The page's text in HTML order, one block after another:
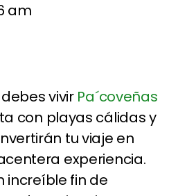
am
vivir Pa´coveñas
con playas cálidas y
tu viaje en
experiencia.
increíble fin de